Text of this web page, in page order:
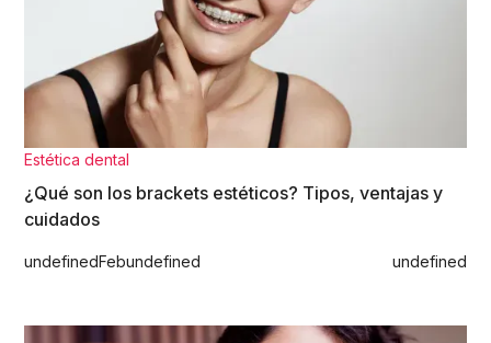
Estética dental
¿Qué son los brackets estéticos? Tipos, ventajas y
cuidados
undefinedFebundefined undefined